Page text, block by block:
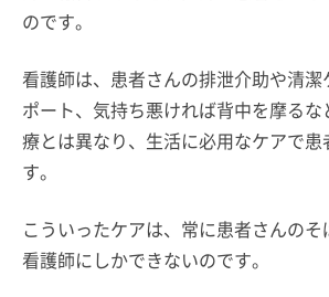
のです。
看護師は、患者さんの排泄介助や清
ポート、気持ち悪ければ背中を摩る
療とは異なり、生活に必用なケアで患
す。
こういったケアは、常に患者さんの
看護師にしかできないのです。